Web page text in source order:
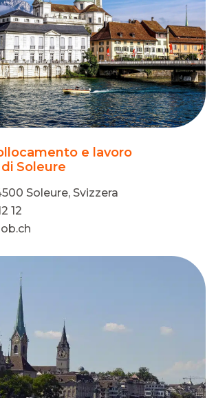
e lavoro
Soleure
Soleure, Svizzera
12